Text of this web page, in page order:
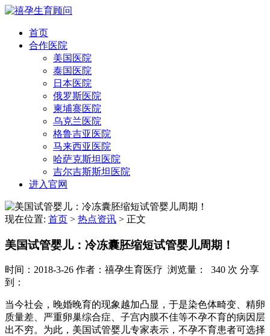
首页
合作医院
美国医院
泰国医院
日本医院
俄罗斯医院
柬埔寨医院
乌克兰医院
格鲁吉亚医院
马来西亚医院
哈萨克斯坦医院
吉尔吉斯斯坦医院
进入官网
现在位置: 首页 > 热点资讯 > 正文
美国试管婴儿：冷冻囊胚缩短试管婴儿周期！
时间：2018-3-26 作者：禧孕生育医疗 浏览量： 340 次 分享
到：
当今社会，晚婚晚育的现象越加凸显，于是染色体畸变、精卵
质量差、严重卵巢综合症、子宫内膜不佳等不孕不育的病因层
出不穷。为此，美国试管婴儿专家表示，不孕不育患者可选择